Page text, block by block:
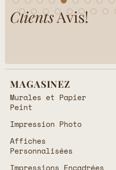
ClientsAvis!
MAGASINEZ
Murales et Papier
Peint
Impression Photo
Affiches
Personnalisées
Impressions Encadrées